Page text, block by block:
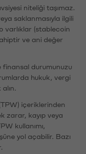
niteliği taşımaz.
saklanmasıyla ilgili
varlıklar (stablecoin
ve ani değer
finansal durumunuzu
hukuk, vergi
içeriklerinden
zarar, kayıp veya
kullanımı,
yol açabilir. Bazı